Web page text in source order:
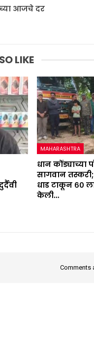
आजचे दर
LIKE
MAHARASHTRA
धान कोंड्याच्या
सागवान
धाड टाकून ६०
केली…
Comments